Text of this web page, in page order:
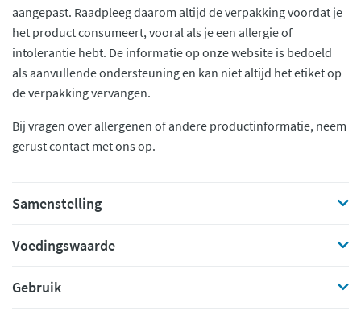
aangepast. Raadpleeg daarom altijd de verpakking voordat je
het product consumeert, vooral als je een allergie of
intolerantie hebt. De informatie op onze website is bedoeld
als aanvullende ondersteuning en kan niet altijd het etiket op
de verpakking vervangen.
Bij vragen over allergenen of andere productinformatie, neem
gerust contact met ons op.
Samenstelling
Voedingswaarde
Gebruik